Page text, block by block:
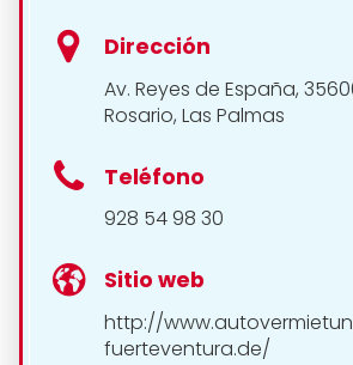
Dirección
Av. Reyes de España,
Rosario, Las Palmas
Teléfono
928 54 98 30
Sitio web
http://
fuerteventura.de/